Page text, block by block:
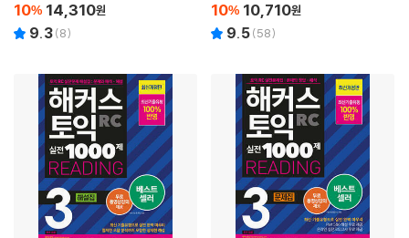
10% 14,310원
9.3(8)
10% 10,710원
9.5(58)